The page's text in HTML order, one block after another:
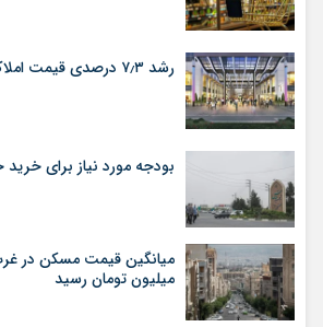
رشد ۷٫۳ درصدی قیمت‌ املاک تجاری در ترکیه
بودجه مورد نیاز برای
میلیون تومان رسید